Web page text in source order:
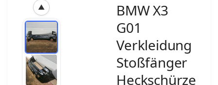
▲
BMW X3
G01
Verkleidung
Stoßfänger
Heckschürze